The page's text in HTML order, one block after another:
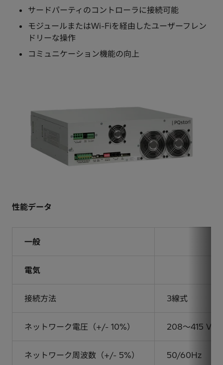
サードパーティのコントローラに接続可能
モジュールまたはWi-Fiを経由したユーザーフレン
ドリーな操作
コミュニケーション機能の向上
性能データ
一般
電気
接続方法 3線式
ネットワーク電圧（+/- 10%） 208～415 V
ネットワーク周波数（+/- 5%） 50/60Hz